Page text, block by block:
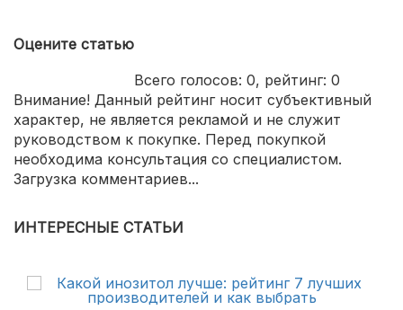
Оцените статью
Всего голосов: 0, рейтинг: 0
Внимание! Данный рейтинг носит субъективный
характер, не является рекламой и не служит
руководством к покупке. Перед покупкой
необходима консультация со специалистом.
Загрузка комментариев...
ИНТЕРЕСНЫЕ СТАТЬИ